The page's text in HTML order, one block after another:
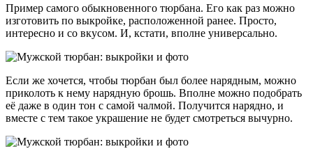
Пример самого обыкновенного тюрбана. Его как раз можно
изготовить по выкройке, расположенной ранее. Просто,
интересно и со вкусом. И, кстати, вполне универсально.
Если же хочется, чтобы тюрбан был более нарядным, можно
приколоть к нему нарядную брошь. Вполне можно подобрать
её даже в один тон с самой чалмой. Получится нарядно, и
вместе с тем такое украшение не будет смотреться вычурно.